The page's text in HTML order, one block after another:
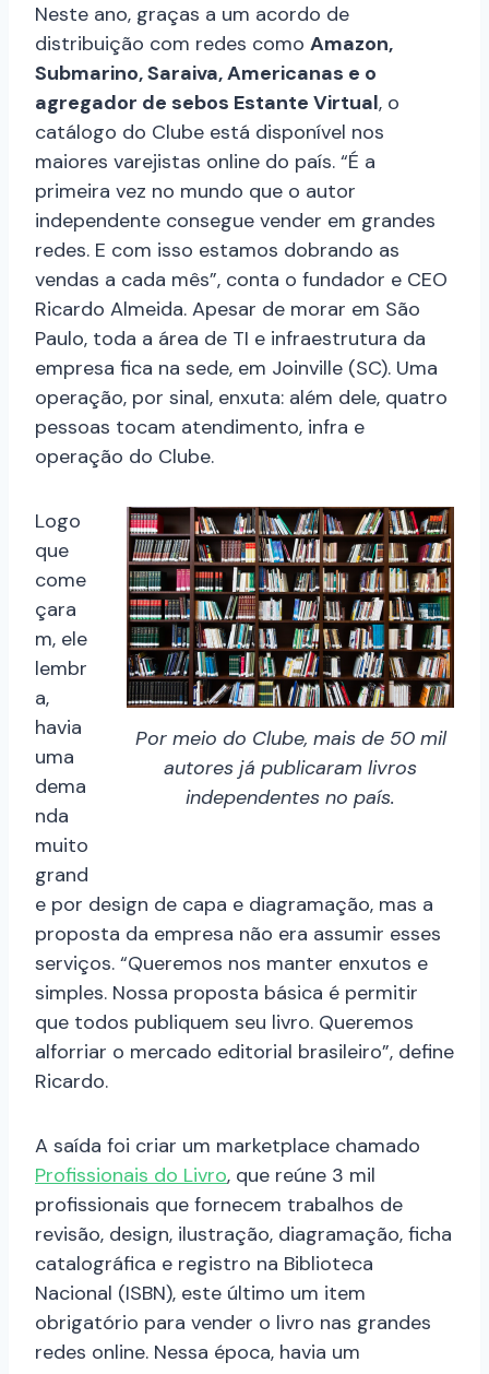
Neste ano, graças a um acordo de
distribuição com redes como Amazon,
Submarino, Saraiva, Americanas e o
agregador de sebos Estante Virtual, o
catálogo do Clube está disponível nos
maiores varejistas online do país. “É a
primeira vez no mundo que o autor
independente consegue vender em grandes
redes. E com isso estamos dobrando as
vendas a cada mês”, conta o fundador e CEO
Ricardo Almeida. Apesar de morar em São
Paulo, toda a área de TI e infraestrutura da
empresa fica na sede, em Joinville (SC). Uma
operação, por sinal, enxuta: além dele, quatro
pessoas tocam atendimento, infra e
operação do Clube.
Por meio do Clube, mais de 50 mil
autores já publicaram livros
independentes no país.
Logo
que
come
çara
m, ele
lembr
a,
havia
uma
dema
nda
muito
grand
e por design de capa e diagramação, mas a
proposta da empresa não era assumir esses
serviços. “Queremos nos manter enxutos e
simples. Nossa proposta básica é permitir
que todos publiquem seu livro. Queremos
alforriar o mercado editorial brasileiro”, define
Ricardo.
A saída foi criar um marketplace chamado
Profissionais do Livro, que reúne 3 mil
profissionais que fornecem trabalhos de
revisão, design, ilustração, diagramação, ficha
catalográfica e registro na Biblioteca
Nacional (ISBN), este último um item
obrigatório para vender o livro nas grandes
redes online. Nessa época, havia um